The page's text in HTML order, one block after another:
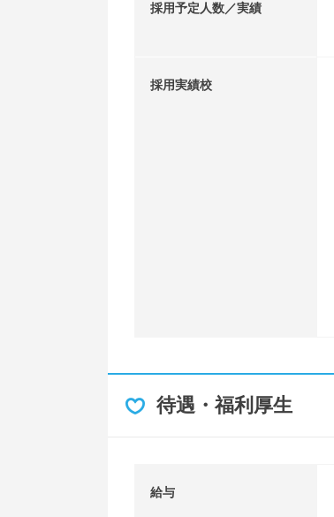
採用予定人数／実績
採用実績校
待遇・福利厚生
給与